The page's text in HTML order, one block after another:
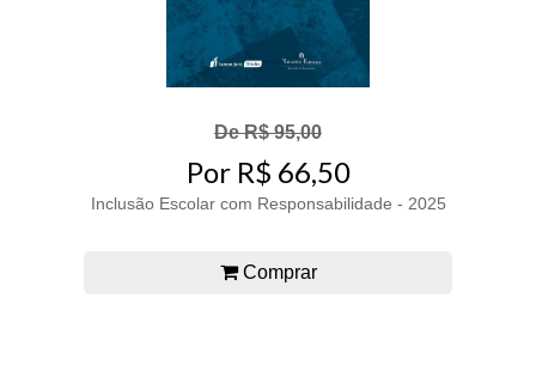
De R$ 95,00
Por R$ 66,50
Inclusão Escolar com Responsabilidade - 2025
Comprar